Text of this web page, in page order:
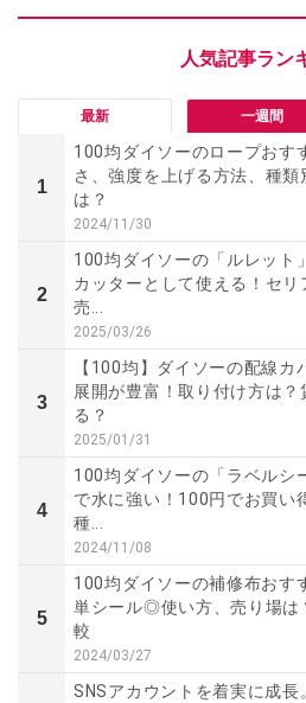
最新 一週間
1
100均ダイソーのロープおす
さ、強度を上げる方法、種類
は？
2024/11/30
2
100均ダイソーの「ルレット
カッターとして使える！セリ
売...
2025/03/26
3
【100均】ダイソーの配線カ
展開が豊富！取り付け方は？
る？
2025/01/31
4
100均ダイソーの「ラベルシ
で水に強い！100円でお買い
種...
2024/11/08
5
100均ダイソーの補修布おす
単シール◎使い方、売り場は
較
2024/03/27
SNSアカウントを着実に成長